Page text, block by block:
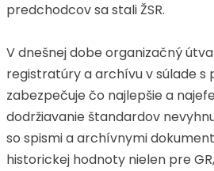
predchodcov sa stali ŽSR.
V dnešnej dobe organizačný
registratúry a archívu v súlade s
zabezpečuje čo najlepšie a
dodržiavanie štandardov
so spismi a archívnymi
historickej hodnoty nielen pre